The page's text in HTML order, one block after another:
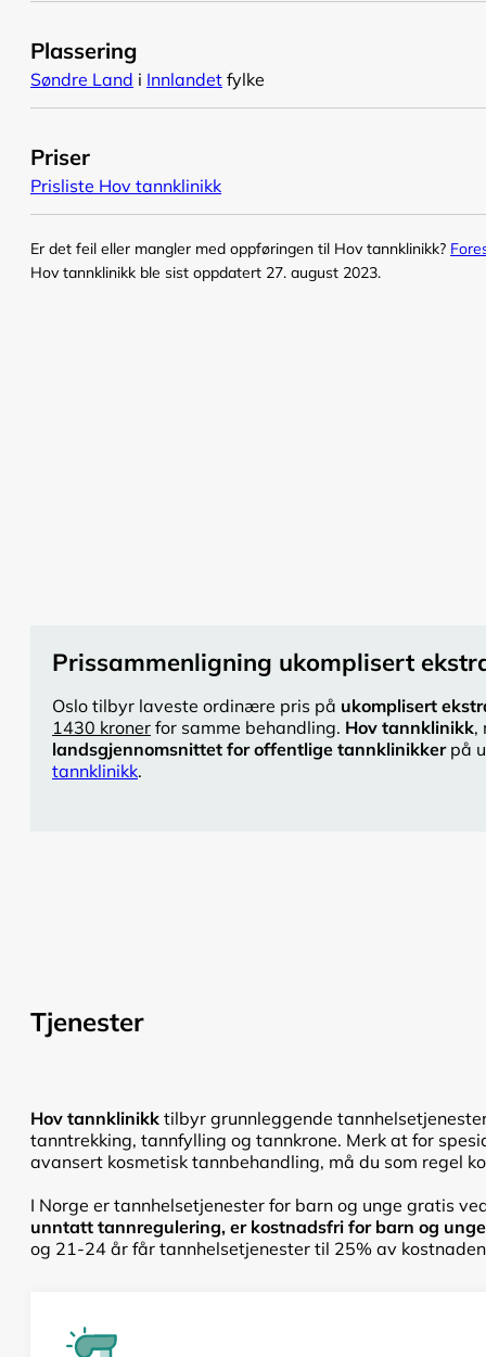
Plassering
Søndre Land i Innlandet fylke
Priser
Prisliste Hov tannklinikk
Er det feil eller mangler med oppføringen til Hov tannklinikk?
Hov tannklinikk ble sist oppdatert 27. august 2023.
Prissammenligning ukomplisert
Oslo tilbyr laveste ordinære pris på ukomplisert
1430 kroner for samme behandling. Hov tannklinikk,
landsgjennomsnittet for offentlige tannklinikkerpå
tannklinikk.
Tjenester
Hov tannklinikk tilbyr grunnleggende
tanntrekking, tannfylling og tannkrone. Merk at for
avansert kosmetisk tannbehandling, må du som regel
I Norge er tannhelsetjenester for barn og unge gratis
unntatt tannregulering, er kostnadsfri for barn og
og 21-24 år får tannhelsetjenester til 25% av